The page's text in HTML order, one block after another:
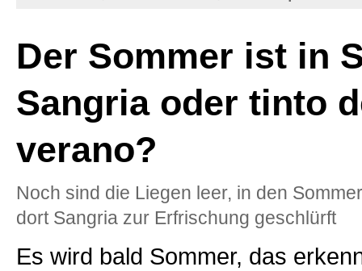
Der Sommer ist in
Sangria oder tinto
verano?
Noch sind die Liegen leer, in den
dort Sangria zur Erfrischung geschlürft
Es wird bald Sommer, das